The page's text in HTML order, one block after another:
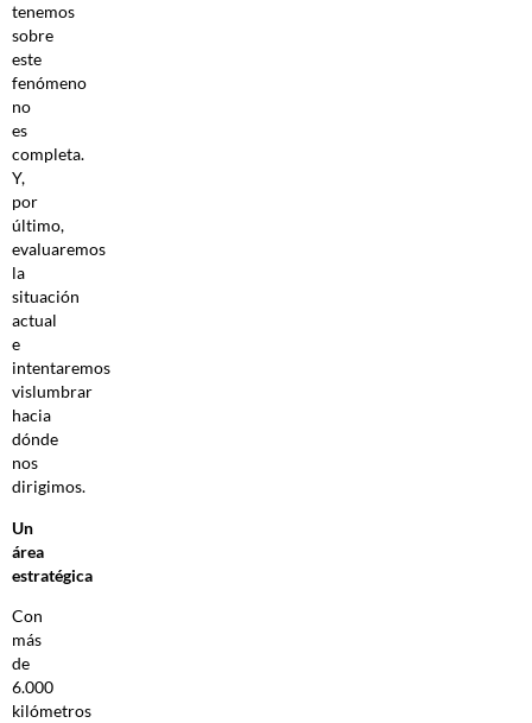
tenemos
sobre
este
fenómeno
no
es
completa.
Y,
por
último,
evaluaremos
la
situación
actual
e
intentaremos
vislumbrar
hacia
dónde
nos
dirigimos.
Un
área
estratégica
Con
más
de
6.000
kilómetros